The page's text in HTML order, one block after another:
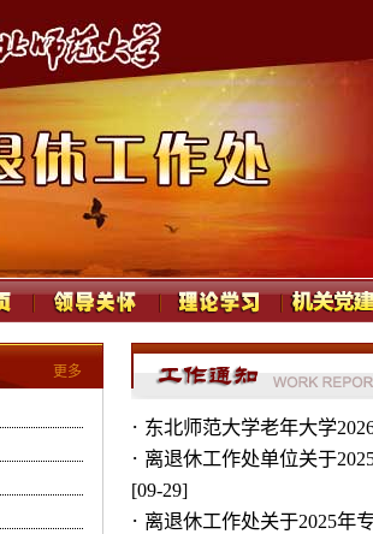
更多
· 东北师范大学老年大学
· 离退休工作处单位关于
[09-29]
· 离退休工作处关于2025年